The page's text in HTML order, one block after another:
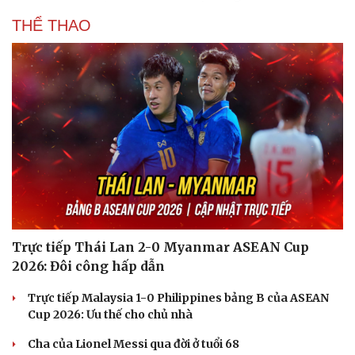
THỂ THAO
Trực tiếp Thái Lan 2-0 Myanmar ASEAN Cup
2026: Đôi công hấp dẫn
Trực tiếp Malaysia 1-0 Philippines bảng B của ASEAN
Cup 2026: Ưu thế cho chủ nhà
Cha của Lionel Messi qua đời ở tuổi 68